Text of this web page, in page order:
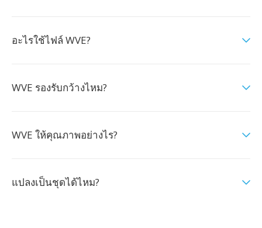
อะไรใช้ไฟล์ WVE?
WVE รองรับกว้างไหม?
WVE ให้คุณภาพอย่างไร?
แปลงเป็นชุดได้ไหม?